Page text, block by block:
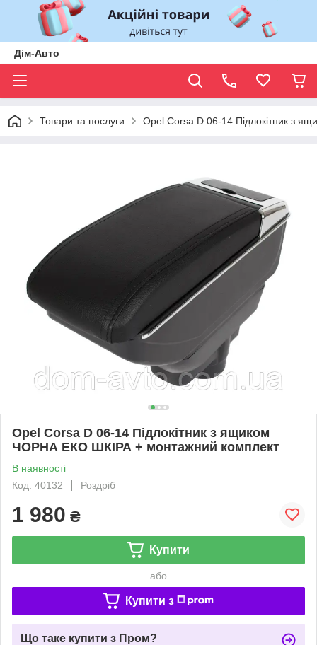
Дім-Авто
Товари та послуги Opel Corsa D 06-14 Підлокітник з
Opel Corsa D 06-14 Підлокітник з ящиком
ЧОРНА ЕКО ШКІРА + монтажний комплект
В наявності
Код: 40132
Роздріб
1 980 ₴
Купити
або
Купити з
Що таке купити з Пром?